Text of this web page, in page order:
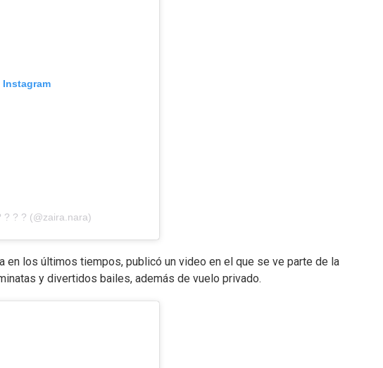
? ? ? (@zaira.nara)
en los últimos tiempos, publicó un video en el que se ve parte de la
y divertidos bailes, además de vuelo privado.